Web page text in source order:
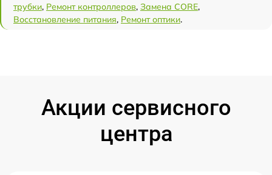
трубки, Ремонт контроллеров, Замена CORE,
Восстановление питания, Ремонт оптики.
Акции сервисного
центра